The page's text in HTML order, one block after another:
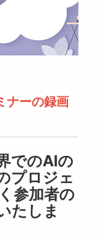
ナーの録画
でのAIの
プロジェ
参加者の
たしま